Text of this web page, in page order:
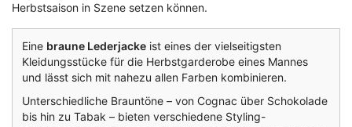
Herbstsaison in Szene setzen können.
Eine braune Lederjacke ist eines der vielseitigsten
Kleidungsstücke für die Herbstgarderobe eines Mannes
und lässt sich mit nahezu allen Farben kombinieren.
Unterschiedliche Brauntöne – von Cognac über Schokolade
bis hin zu Tabak – bieten verschiedene Styling-